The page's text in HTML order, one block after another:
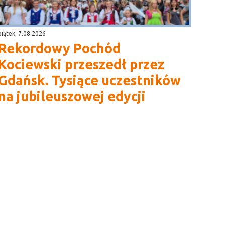
7.08.2026
Pochód
przeszedł przez
Tysiące uczestników
jubileuszowej edycji